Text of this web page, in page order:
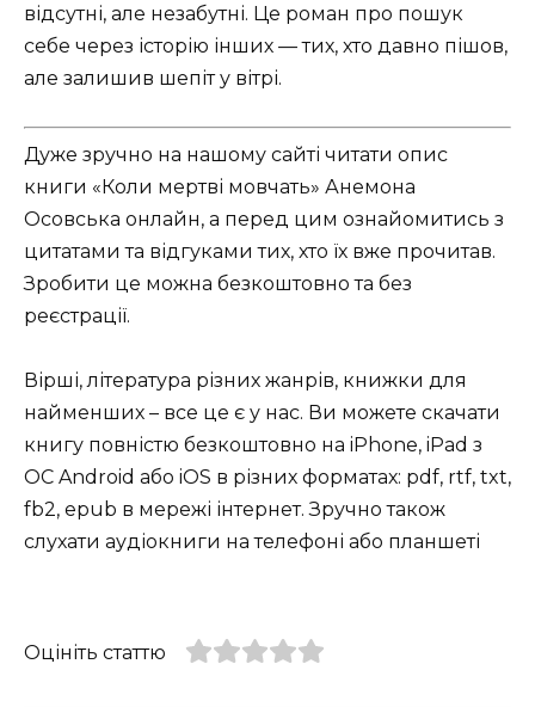
відсутні, але незабутні. Це роман про пошук
себе через історію інших — тих, хто давно пішов,
але залишив шепіт у вітрі.
Дуже зручно на нашому сайті читати опис
книги «Коли мертві мовчать» Анемона
Осовська онлайн, а перед цим ознайомитись з
цитатами та відгуками тих, хто їх вже прочитав.
Зробити це можна безкоштовно та без
реєстрації.
Вірші, література різних жанрів, книжки для
найменших – все це є у нас. Ви можете скачати
книгу повністю безкоштовно на iPhone, iPad з
ОС Android або iOS в різних форматах: pdf, rtf, txt,
fb2, epub в мережі інтернет. Зручно також
слухати аудіокниги на телефоні або планшеті
Оцініть статтю